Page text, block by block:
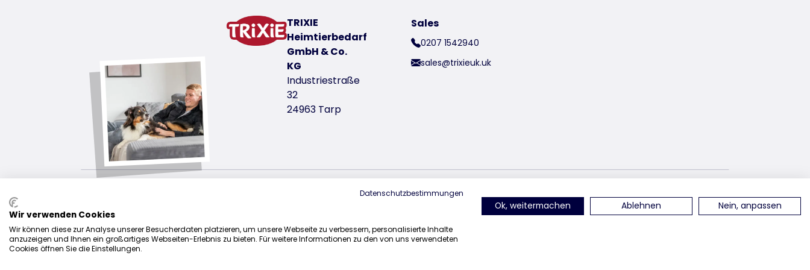
product variant: unique product number 23230
2 × 60 sheets
download links
TRIXIE Packaging 23230-90x80mm
TRIXIE
Heimtierbedarf
GmbH & Co.
KG
Industriestraße
32
24963 Tarp
Sales
0207 1542940
sales@trixieuk.uk
find us on Instagramfind us on Facebook find us on Pinterest find us on YouTube
Datenschutzbestimmungen
Wir verwenden Cookies
Wir können diese zur Analyse unserer Besucherdaten platzieren, um unsere Webseite zu verbessern, personalisierte Inhalte
anzuzeigen und Ihnen ein großartiges Webseiten-Erlebnis zu bieten. Für weitere Informationen zu den von uns verwendeten
Cookies öffnen Sie die Einstellungen.
Ok, weitermachen Ablehnen Nein, anpassen